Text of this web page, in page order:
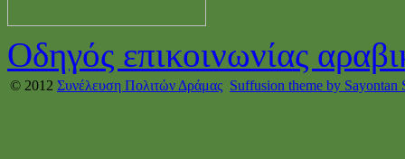
Οδηγός επικοινωνίας
© 2012 Συνέλευση Πολιτών Δράμας Suffusion theme by Sayontan